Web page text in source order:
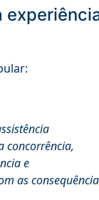
concorrência,
e
as